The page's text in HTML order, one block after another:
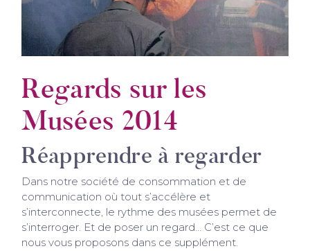
Regards sur les
Musées 2014
Réapprendre à regarder
Dans notre société de consommation et de
communication où tout s’accélère et
s’interconnecte, le rythme des musées permet de
s’interroger. Et de poser un regard… C’est ce que
nous vous proposons dans ce supplément.